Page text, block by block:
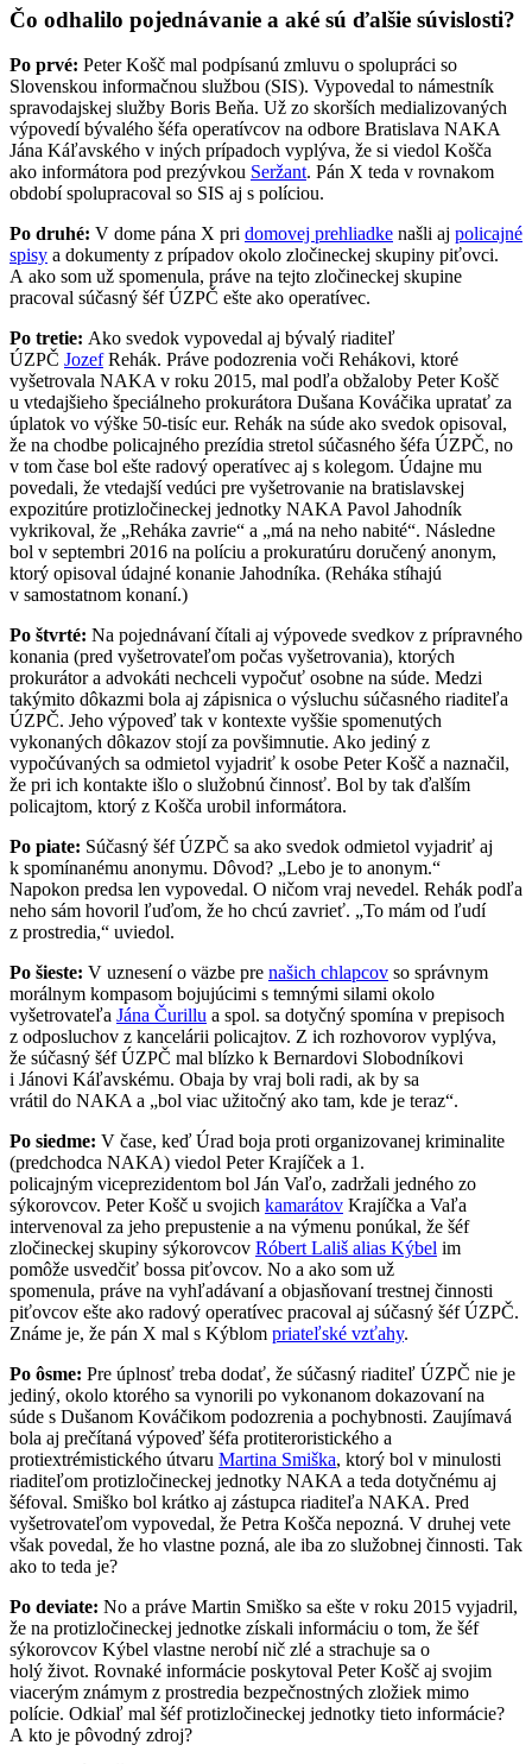
Čo odhalilo pojednávanie a aké sú ďalšie súvislosti?
Po prvé: Peter Košč mal podpísanú zmluvu o spolupráci so
Slovenskou informačnou službou (SIS). Vypovedal to námestník
spravodajskej služby Boris Beňa. Už zo skorších medializovaných
výpovedí bývalého šéfa operatívcov na odbore Bratislava NAKA
Jána Káľavského v iných prípadoch vyplýva, že si viedol Košča
ako informátora pod prezývkou Seržant. Pán X teda v rovnakom
období spolupracoval so SIS aj s políciou.
Po druhé: V dome pána X pri domovej prehliadke našli aj policajné
spisy a dokumenty z prípadov okolo zločineckej skupiny piťovci.
A ako som už spomenula, práve na tejto zločineckej skupine
pracoval súčasný šéf ÚZPČ ešte ako operatívec.
Po tretie: Ako svedok vypovedal aj bývalý riaditeľ
ÚZPČ JozefRehák. Práve podozrenia voči Rehákovi, ktoré
vyšetrovala NAKA v roku 2015, mal podľa obžaloby Peter Košč
u vtedajšieho špeciálneho prokurátora Dušana Kováčika upratať za
úplatok vo výške 50-tisíc eur. Rehák na súde ako svedok opisoval,
že na chodbe policajného prezídia stretol súčasného šéfa ÚZPČ, no
v tom čase bol ešte radový operatívec aj s kolegom. Údajne mu
povedali, že vtedajší vedúci pre vyšetrovanie na bratislavskej
expozitúre protizločineckej jednotky NAKA Pavol Jahodník
vykrikoval, že „Reháka zavrie“ a „má na neho nabité“. Následne
bol v septembri 2016 na políciu a prokuratúru doručený anonym,
ktorý opisoval údajné konanie Jahodníka. (Reháka stíhajú
v samostatnom konaní.)
Po štvrté: Na pojednávaní čítali aj výpovede svedkov z prípravného
konania (pred vyšetrovateľom počas vyšetrovania), ktorých
prokurátor a advokáti nechceli vypočuť osobne na súde. Medzi
takýmito dôkazmi bola aj zápisnica o výsluchu súčasného riaditeľa
ÚZPČ. Jeho výpoveď tak v kontexte vyššie spomenutých
vykonaných dôkazov stojí za povšimnutie. Ako jediný z
vypočúvaných sa odmietol vyjadriť k osobe Peter Košč a naznačil,
že pri ich kontakte išlo o služobnú činnosť. Bol by tak ďalším
policajtom, ktorý z Košča urobil informátora.
Po piate: Súčasný šéf ÚZPČ sa ako svedok odmietol vyjadriť aj
k spomínanému anonymu. Dôvod? „Lebo je to anonym.“
Napokon predsa len vypovedal. O ničom vraj nevedel. Rehák podľa
neho sám hovoril ľuďom, že ho chcú zavrieť. „To mám od ľudí
z prostredia,“ uviedol.
Po šieste: V uznesení o väzbe pre našich chlapcov so správnym
morálnym kompasom bojujúcimi s temnými silami okolo
vyšetrovateľa Jána Čurillu a spol. sa dotyčný spomína v prepisoch
z odposluchov z kancelárii policajtov. Z ich rozhovorov vyplýva,
že súčasný šéf ÚZPČ mal blízko k Bernardovi Slobodníkovi
i Jánovi Káľavskému. Obaja by vraj boli radi, ak by sa
vrátil do NAKA a „bol viac užitočný ako tam, kde je teraz“.
Po siedme: V čase, keď Úrad boja proti organizovanej kriminalite
(predchodca NAKA) viedol Peter Krajíček a 1.
policajným viceprezidentom bol Ján Vaľo, zadržali jedného zo
sýkorovcov. Peter Košč u svojich kamarátov Krajíčka a Vaľa
intervenoval za jeho prepustenie a na výmenu ponúkal, že šéf
zločineckej skupiny sýkorovcov Róbert Lališ alias Kýbel im
pomôže usvedčiť bossa piťovcov. No a ako som už
spomenula, práve na vyhľadávaní a objasňovaní trestnej činnosti
piťovcov ešte ako radový operatívec pracoval aj súčasný šéf ÚZPČ.
Známe je, že pán X mal s Kýblom priateľské vzťahy.
Po ôsme: Pre úplnosť treba dodať, že súčasný riaditeľ ÚZPČ nie je
jediný, okolo ktorého sa vynorili po vykonanom dokazovaní na
súde s Dušanom Kováčikom podozrenia a pochybnosti. Zaujímavá
bola aj prečítaná výpoveď šéfa protiteroristického a
protiextrémistického útvaru Martina Smiška, ktorý bol v minulosti
riaditeľom protizločineckej jednotky NAKA a teda dotyčnému aj
šéfoval. Smiško bol krátko aj zástupca riaditeľa NAKA. Pred
vyšetrovateľom vypovedal, že Petra Košča nepozná. V druhej vete
však povedal, že ho vlastne pozná, ale iba zo služobnej činnosti. Tak
ako to teda je?
Po deviate: No a práve Martin Smiško sa ešte v roku 2015 vyjadril,
že na protizločineckej jednotke získali informáciu o tom, že šéf
sýkorovcov Kýbel vlastne nerobí nič zlé a strachuje sa o
holý život. Rovnaké informácie poskytoval Peter Košč aj svojim
viacerým známym z prostredia bezpečnostných zložiek mimo
polície. Odkiaľ mal šéf protizločineckej jednotky tieto informácie?
A kto je pôvodný zdroj?